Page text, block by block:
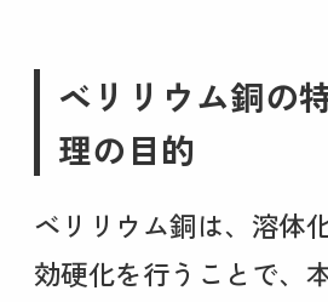
ベリリウム銅の
理の目的
ベリリウム銅は、溶体
効硬化を行うことで、